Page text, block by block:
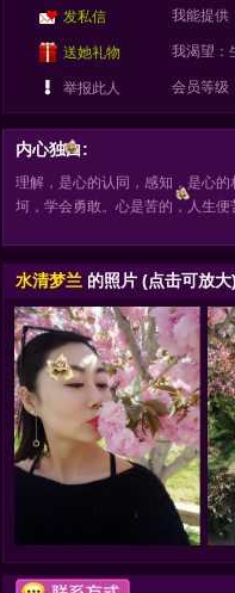
发私信
送她礼物
举报此人
我能提供
我渴望：
会员等
内心独白:
理解，是心的认同，感知，是心
坷，学会勇敢。心是苦的，人生
水清梦兰 的照片 (点击可放大